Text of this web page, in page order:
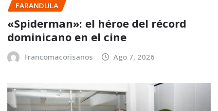
FARANDULA
«Spiderman»: el héroe del récord
dominicano en el cine
Francomacorisanos Ago 7, 2026